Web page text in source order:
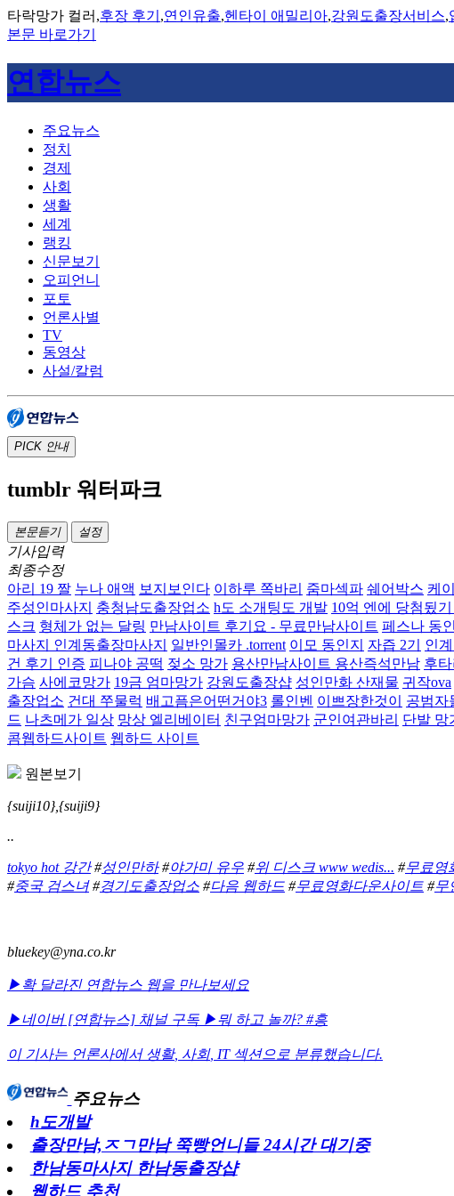
타락망가 컬러,후장 후기 ,연인유출,헨타이 애밀리아,강원도출장서비스,
본문 바로가기
연합뉴스
주요뉴스
정치
경제
사회
생활
세계
랭킹
신문보기
오피언니
포토
언론사별
TV
동영상
사설/칼럼
PICK 안내
tumblr 워터파크
본문듣기 설정
기사입력
최종수정
아리 19 짤 누나 애액 보지보인다 이하루 쪽바리 줌마섹파 쉐어박스 케
주성인마사지
충청남도출장업소 h도 소개팅도 개발 10억 엔에 당첨됬기
스크 형체가 없는 달링 만남사이트 후기요 - 무료만남사이트 페스나 동
마사지 인계동출장마사지
일반인몰카 .torrent 이모 동인지 자즙 2기 인
건 후기 인증 피나야 공떡 젖소 망가 용산만남사이트 용산즉석만남 후
가슴 사에코망가 19금 엄마망가 강원도출장샵 성인만화 산재물 귀작ova
출장업소 건대 쭈물럭 배고픔은어떤거야3 롤인벤 이쁘장한것이 공범자
드 나츠메가 일상 망상 엘리베이터 친구엄마망가 군인여관바리 단발 망
콤웹하드사이트 웹하드 사이트
원본보기
{suiji10},{suiji9}
..
tokyo hot 강간#성인만하#야가미 유우 #위 디스크 www wedis... #무료영
#중국 검스녀#경기도출장업소 #다음 웹하드 #무료영화다운사이트 #무
bluekey@yna.co.kr
▶확 달라진 연합뉴스 웹을 만나보세요
▶네이버 [연합뉴스] 채널 구독 ▶뭐 하고 놀까? #흥
이 기사는 언론사에서 생활, 사회, IT섹션으로 분류했습니다.
주요뉴스
h도개발
출장만남,ㅈㄱ만남 쭉빵언니들 24시간 대기중
한남동마사지 한남동출장샵
웹하드 추천